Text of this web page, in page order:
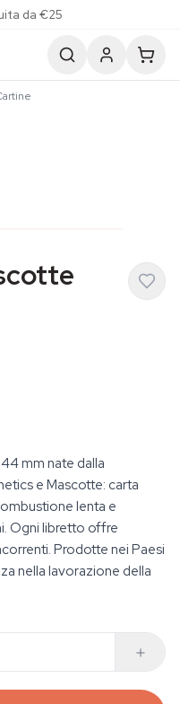
da €25
mm nate dalla
e Mascotte: carta
lenta e
Ogni libretto offre
Prodotte nei Paesi
nella lavorazione della